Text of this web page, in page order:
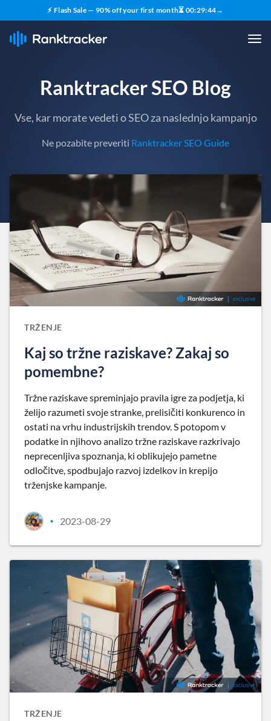
⚡ Flash Sale — 90% off your first month⏳ 00:29:42→
Ranktracker SEO Blog
Vse, kar morate vedeti o SEO za naslednjo kampanjo
Ne pozabite preveriti Ranktracker SEO Guide
TRŽENJE
Kaj so tržne raziskave? Zakaj so
pomembne?
Tržne raziskave spreminjajo pravila igre za podjetja, ki
želijo razumeti svoje stranke, prelisičiti konkurenco in
ostati na vrhu industrijskih trendov. S potopom v
podatke in njihovo analizo tržne raziskave razkrivajo
neprecenljiva spoznanja, ki oblikujejo pametne
odločitve, spodbujajo razvoj izdelkov in krepijo
trženjske kampanje.
• 2023-08-29
TRŽENJE